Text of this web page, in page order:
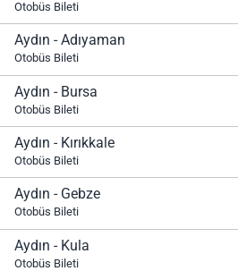
Otobüs Bileti
Aydın - Adıyaman
Otobüs Bileti
Aydın - Bursa
Otobüs Bileti
Aydın - Kırıkkale
Otobüs Bileti
Aydın - Gebze
Otobüs Bileti
Aydın - Kula
Otobüs Bileti